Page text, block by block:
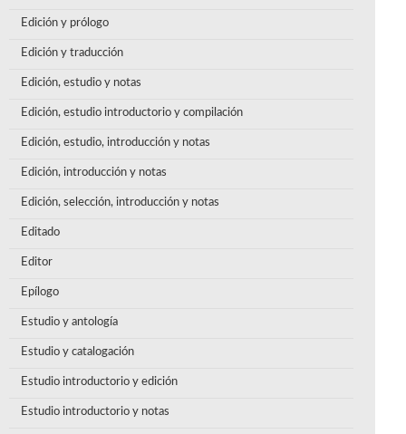
Edición y prólogo
Edición y traducción
Edición, estudio y notas
Edición, estudio introductorio y compilación
Edición, estudio, introducción y notas
Edición, introducción y notas
Edición, selección, introducción y notas
Editado
Editor
Epílogo
Estudio y antología
Estudio y catalogación
Estudio introductorio y edición
Estudio introductorio y notas